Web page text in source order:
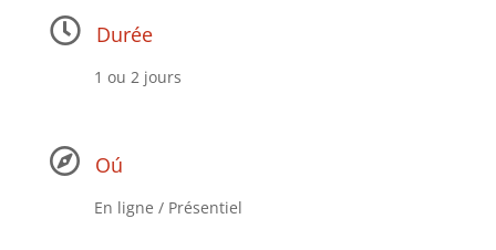
Durée
1 ou 2 jours
Oú
En ligne / Présentiel